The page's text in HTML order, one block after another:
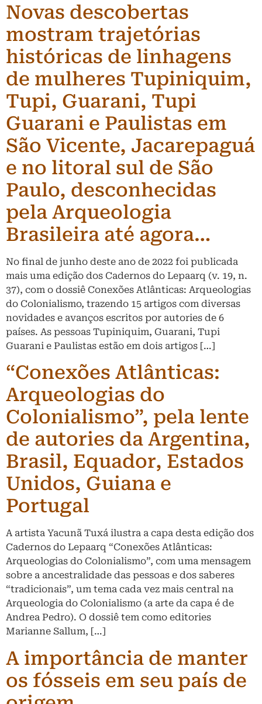
Novas descobertas
mostram trajetórias
históricas de linhagens
de mulheres Tupiniquim,
Tupi, Guarani, Tupi
Guarani e Paulistas em
São Vicente, Jacarepaguá
e no litoral sul de São
Paulo, desconhecidas
pela Arqueologia
Brasileira até agora…
No final de junho deste ano de 2022 foi publicada
mais uma edição dos Cadernos do Lepaarq (v. 19, n.
37), com o dossiê Conexões Atlânticas: Arqueologias
do Colonialismo, trazendo 15 artigos com diversas
novidades e avanços escritos por autories de 6
países. As pessoas Tupiniquim, Guarani, Tupi
Guarani e Paulistas estão em dois artigos […]
“Conexões Atlânticas:
Arqueologias do
Colonialismo”, pela lente
de autories da Argentina,
Brasil, Equador, Estados
Unidos, Guiana e
Portugal
A artista Yacunã Tuxá ilustra a capa desta edição dos
Cadernos do Lepaarq “Conexões Atlânticas:
Arqueologias do Colonialismo”, com uma mensagem
sobre a ancestralidade das pessoas e dos saberes
“tradicionais”, um tema cada vez mais central na
Arqueologia do Colonialismo (a arte da capa é de
Andrea Pedro). O dossiê tem como editories
Marianne Sallum, […]
A importância de manter
os fósseis em seu país de